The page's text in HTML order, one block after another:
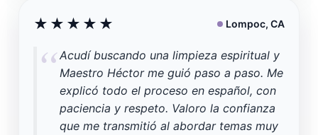
★★★★★ Lompoc, CA
Acudí buscando una limpieza espiritual y
Maestro Héctor me guió paso a paso. Me
explicó todo el proceso en español, con
paciencia y respeto. Valoro la confianza
que me transmitió al abordar temas muy